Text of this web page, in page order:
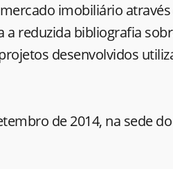
imobiliário através
a reduzida bibliografia
desenvolvidos
de 2014, na sede